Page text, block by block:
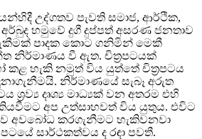
උද්ගතව පැවති සමාජ, ආර්ථික,
හමුවේ දුගී දුප්පත් අසරණ ජනතාව
පාදක කොට ගනිමින් මෙකී
නිර්මාණය වී ඇත. චිත්‍රපටයක්
හැකි නමුත් විය යුත්තේ චිත්‍රපටය
නිර්මාණයේ සැබෑ අරුත
ශ්‍රව්‍ය දෘශ්‍ය මාධ්‍යක් වන අතරම එහි
අප උත්සාහවත් විය යුතුය. එවිට
අවබෝධ කරගැනීමට හැකිවනවා
සාර්ථකත්වය ද රඳා පවතී.